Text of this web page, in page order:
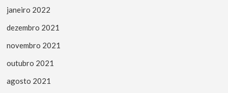
janeiro 2022
dezembro 2021
novembro 2021
outubro 2021
agosto 2021